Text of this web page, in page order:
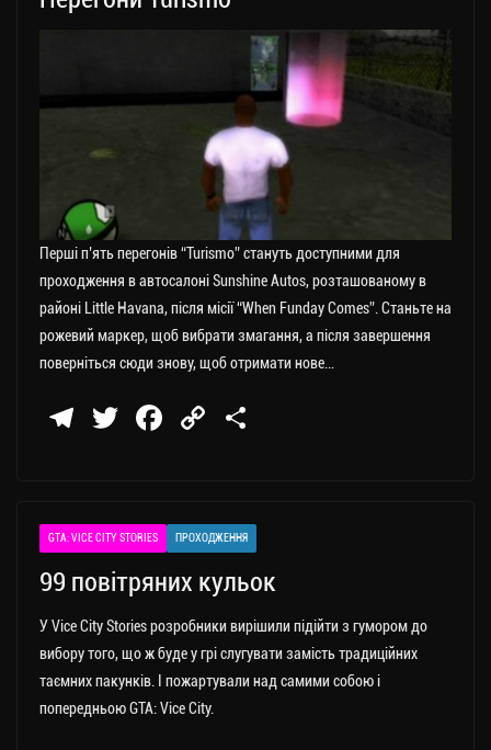
Перші п’ять перегонів “Turismo” стануть доступними для
проходження в автосалоні Sunshine Autos, розташованому в
районі Little Havana, після місії “When Funday Comes”. Станьте на
рожевий маркер, щоб вибрати змагання, а після завершення
поверніться сюди знову, щоб отримати нове…
Te
a
m
T
er
Fa
ok
C
Li
nk
ли
ти
ся
GTA: VICE CITY STORIES ПРОХОДЖЕННЯ
99 повітряних кульок
У Vice City Stories розробники вирішили підійти з гумором до
вибору того, що ж буде у грі слугувати замість традиційних
таємних пакунків. І пожартували над самими собою і
попередньою GTA: Vice City.